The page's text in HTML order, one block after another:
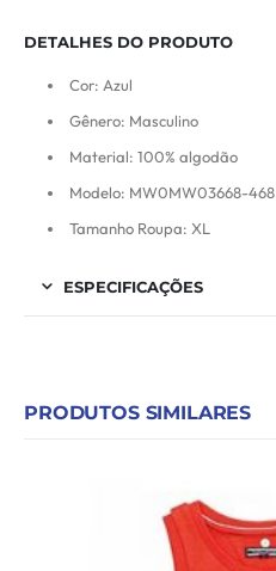
DETALHES DO PRODUTO
Cor: Azul
Gênero: Masculino
Material: 100% algodão
Modelo: MW0MW03668-468
Tamanho Roupa: XL
ESPECIFICAÇÕES
PRODUTOS SIMILARES